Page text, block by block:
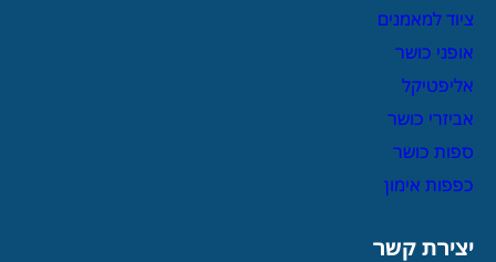
ציוד למאמנים
אופני כושר
אליפטיקל
אביזרי כושר
ספות כושר
כפפות אימון
יצירת קשר